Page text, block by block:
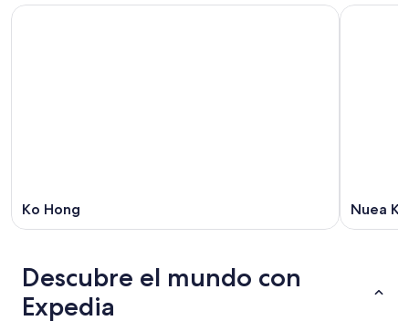
Ko Hong Nuea
Descubre el mundo con
Expedia